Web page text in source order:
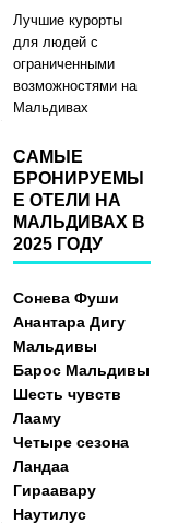
Лучшие курорты
для людей с
ограниченными
возможностями на
Мальдивах
САМЫЕ
БРОНИРУЕМЫ
Е ОТЕЛИ НА
МАЛЬДИВАХ В
2025 ГОДУ
Сонева Фуши
Анантара Дигу
Мальдивы
Барос Мальдивы
Шесть чувств
Лааму
Четыре сезона
Ландаа
Гираавару
Наутилус